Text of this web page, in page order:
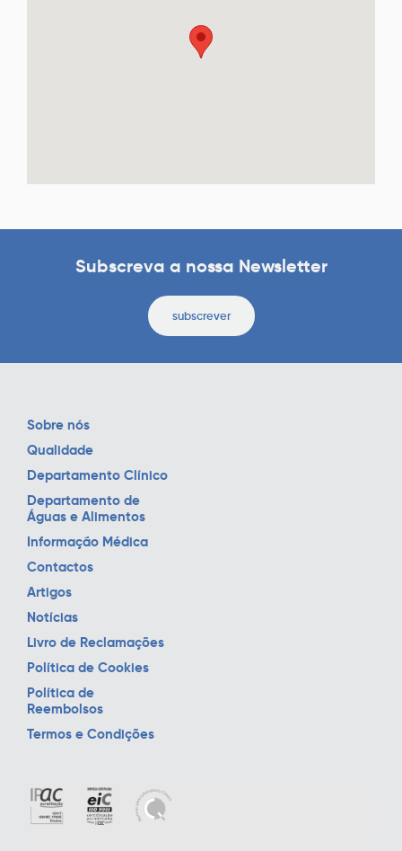
Subscreva a nossa Newsletter
subscrever
Sobre nós
Qualidade
Departamento Clínico
Departamento de
Águas e Alimentos
Informação Médica
Contactos
Artigos
Notícias
Livro de Reclamações
Política de Cookies
Política de
Reembolsos
Termos e Condições